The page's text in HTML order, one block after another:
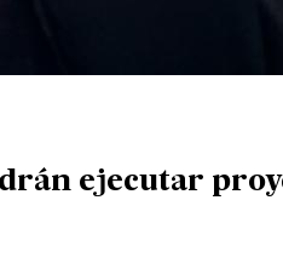
ejecutar